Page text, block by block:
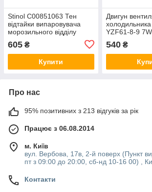
Stinol C00851063 Тен
відтайки випаровувача
морозильного відділу
холодильника 177W 240V
H=100mm
605 ₴
Купити
Двигун
YZF61-8-9
540₴
Про нас
95% позитивних з 213 відгуків за рік
Працює з 06.08.2014
м. Київ
вул. Вербова, 17в, 2-й поверх (Пункт
пт з 09:00 до 20:00, сб-нд 10-16 00) ,
Контакти